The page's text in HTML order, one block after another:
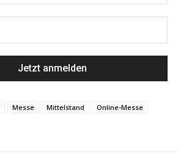
Messe Mittelstand
Online-Messe